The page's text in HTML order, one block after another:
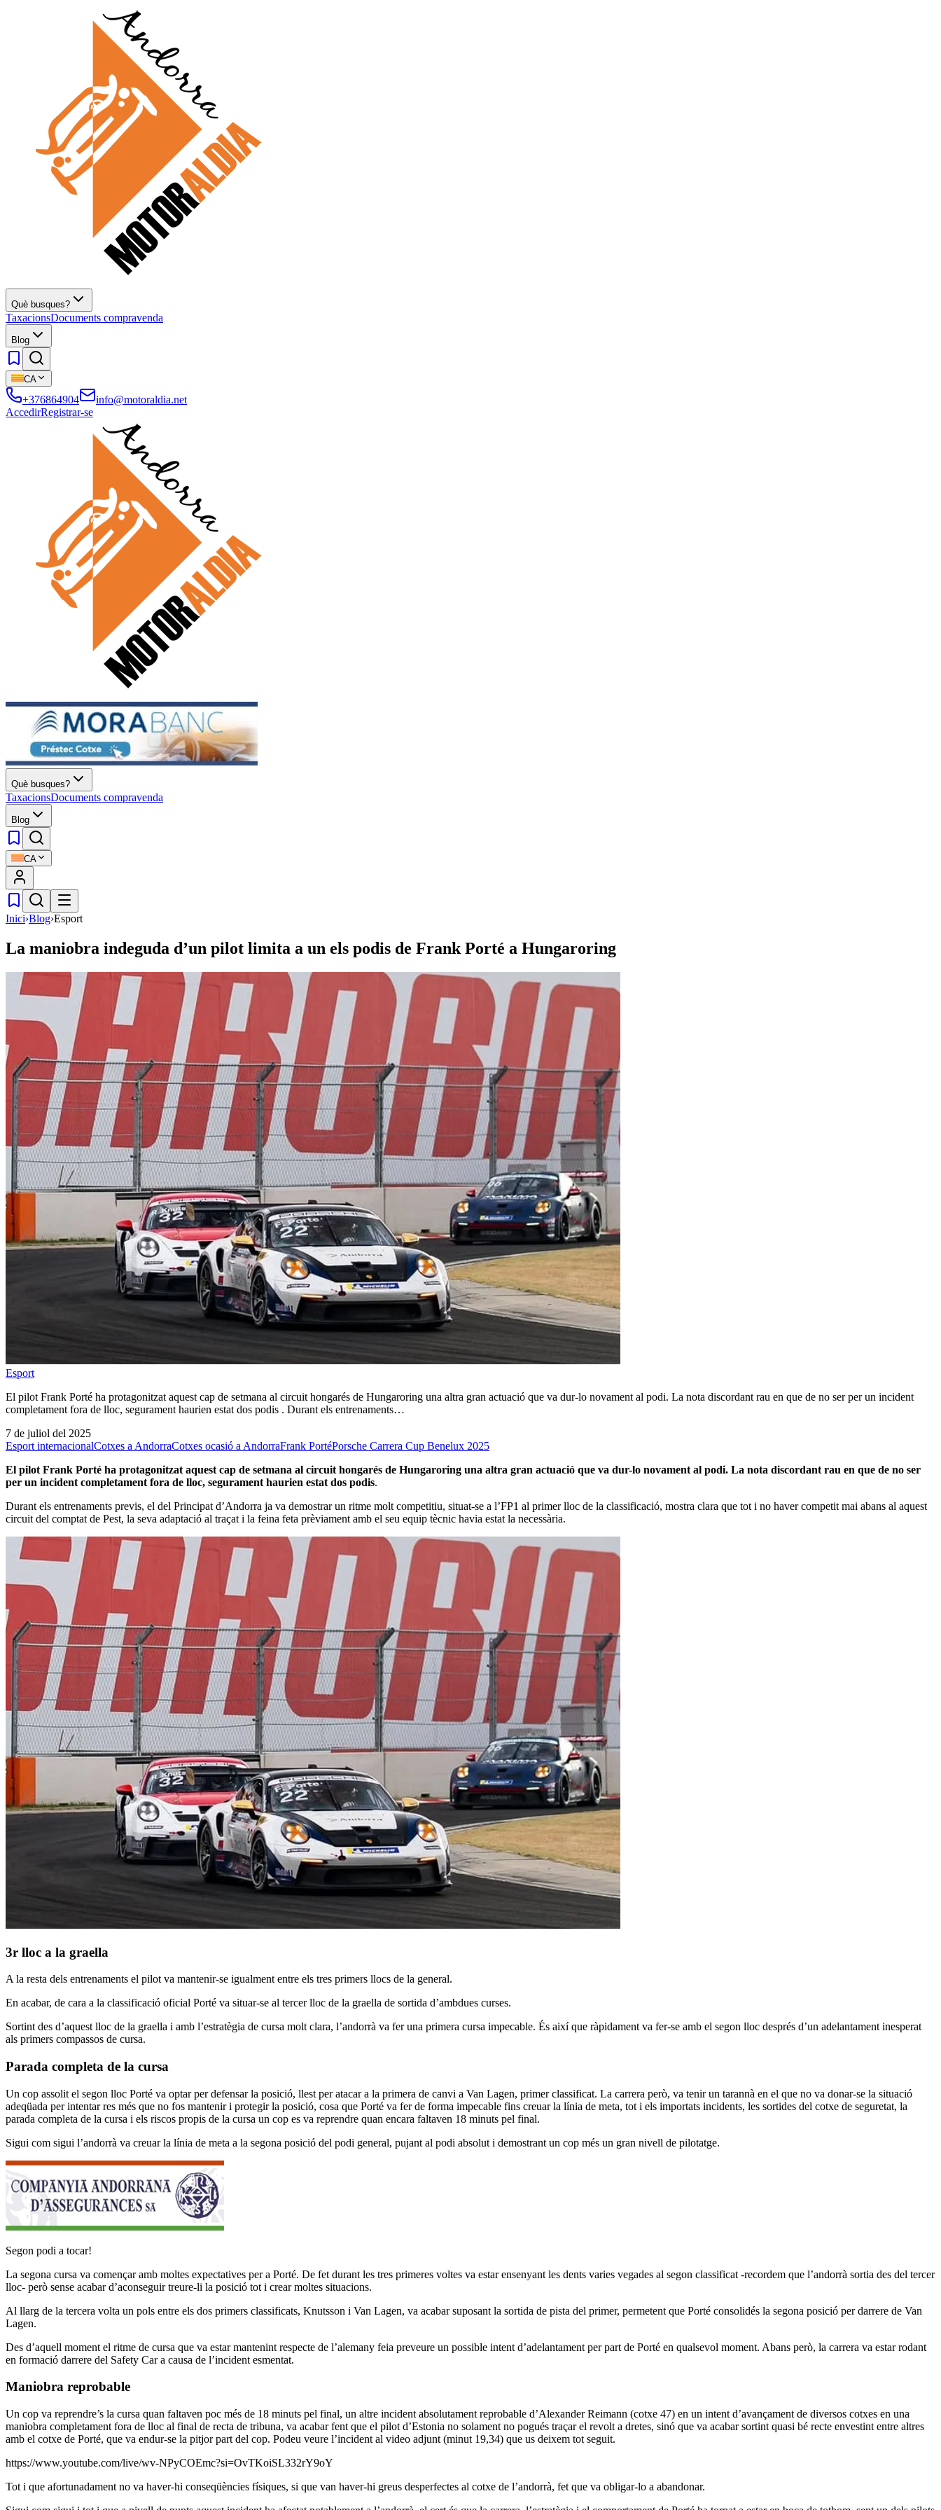
Què busques?
TaxacionsDocuments compravenda
Blog
CA
+376864904
info@motoraldia.net
AccedirRegistrar-se
Què busques?
TaxacionsDocuments compravenda
Blog
CA
Inici›Blog›Esport
La maniobra indeguda d’un pilot limita a un els podis de Frank Porté a Hungaroring
Esport
El pilot Frank Porté ha protagonitzat aquest cap de setmana al circuit hongarés de Hungaroring una altra gran actuació que va dur-lo novament al podi. La nota discordant rau en que de no ser per un incident
completament fora de lloc, segurament haurien estat dos podis . Durant els entrenaments…
7 de juliol del 2025
Esport internacionalCotxes a AndorraCotxes ocasió a AndorraFrank PortéPorsche Carrera Cup Benelux 2025
El pilot Frank Porté ha protagonitzat aquest cap de setmana al circuit hongarés de Hungaroring una altra gran actuació que va dur-lo novament al podi. La nota discordant rau en que de no ser
per un incident completament fora de lloc, segurament haurien estat dos podis.
Durant els entrenaments previs, el del Principat d’Andorra ja va demostrar un ritme molt competitiu, situat-se a l’FP1 al primer lloc de la classificació, mostra clara que tot i no haver competit mai abans al aquest
circuit del comptat de Pest, la seva adaptació al traçat i la feina feta prèviament amb el seu equip tècnic havia estat la necessària.
3r lloc a la graella
A la resta dels entrenaments el pilot va mantenir-se igualment entre els tres primers llocs de la general.
En acabar, de cara a la classificació oficial Porté va situar-se al tercer lloc de la graella de sortida d’ambdues curses.
Sortint des d’aquest lloc de la graella i amb l’estratègia de cursa molt clara, l’andorrà va fer una primera cursa impecable. És així que ràpidament va fer-se amb el segon lloc després d’un adelantament inesperat
als primers compassos de cursa.
Parada completa de la cursa
Un cop assolit el segon lloc Porté va optar per defensar la posició, llest per atacar a la primera de canvi a Van Lagen, primer classificat. La carrera però, va tenir un tarannà en el que no va donar-se la situació
adeqüada per intentar res més que no fos mantenir i protegir la posició, cosa que Porté va fer de forma impecable fins creuar la línia de meta, tot i els importats incidents, les sortides del cotxe de seguretat, la
parada completa de la cursa i els riscos propis de la cursa un cop es va reprendre quan encara faltaven 18 minuts pel final.
Sigui com sigui l’andorrà va creuar la línia de meta a la segona posició del podi general, pujant al podi absolut i demostrant un cop més un gran nivell de pilotatge.
Segon podi a tocar!
La segona cursa va començar amb moltes expectatives per a Porté. De fet durant les tres primeres voltes va estar ensenyant les dents varies vegades al segon classificat -recordem que l’andorrà sortia des del tercer
lloc- però sense acabar d’aconseguir treure-li la posició tot i crear moltes situacions.
Al llarg de la tercera volta un pols entre els dos primers classificats, Knutsson i Van Lagen, va acabar suposant la sortida de pista del primer, permetent que Porté consolidés la segona posició per darrere de Van
Lagen.
Des d’aquell moment el ritme de cursa que va estar mantenint respecte de l’alemany feia preveure un possible intent d’adelantament per part de Porté en qualsevol moment. Abans però, la carrera va estar rodant
en formació darrere del Safety Car a causa de l’incident esmentat.
Maniobra reprobable
Un cop va reprendre’s la cursa quan faltaven poc més de 18 minuts pel final, un altre incident absolutament reprobable d’Alexander Reimann (cotxe 47) en un intent d’avançament de diversos cotxes en una
maniobra completament fora de lloc al final de recta de tribuna, va acabar fent que el pilot d’Estonia no solament no pogués traçar el revolt a dretes, sinó que va acabar sortint quasi bé recte envestint entre altres
amb el cotxe de Porté, que va endur-se la pitjor part del cop. Podeu veure l’incident al video adjunt (minut 19,34) que us deixem tot seguit.
https://www.youtube.com/live/wv-NPyCOEmc?si=OvTKoiSL332rY9oY
Tot i que afortunadament no va haver-hi conseqüències físiques, si que van haver-hi greus desperfectes al cotxe de l’andorrà, fet que va obligar-lo a abandonar.